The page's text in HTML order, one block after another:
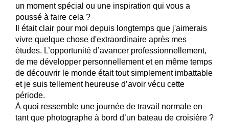
un moment spécial ou une inspiration qui vous a
poussé à faire cela ?
Il était clair pour moi depuis longtemps que j'aimerais
vivre quelque chose d'extraordinaire après mes
études. L’opportunité d’avancer professionnellement,
de me développer personnellement et en même temps
de découvrir le monde était tout simplement imbattable
et je suis tellement heureuse d’avoir vécu cette
période.
À quoi ressemble une journée de travail normale en
tant que photographe à bord d’un bateau de croisière ?